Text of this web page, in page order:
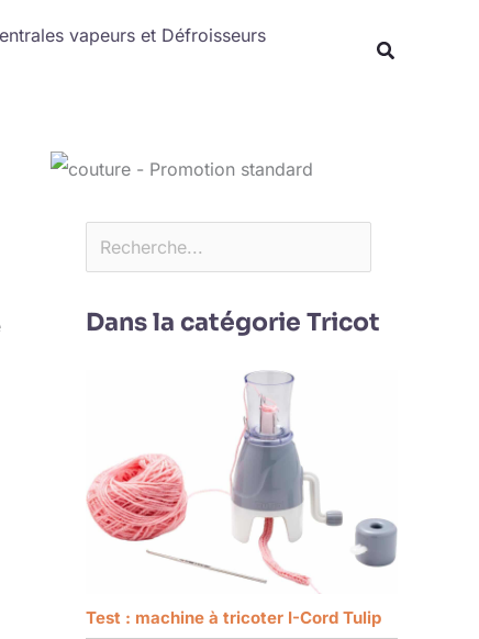
vapeurs et Défroisseurs
Dans la catégorie Tricot
Test : machine à tricoter I-Cord Tulip